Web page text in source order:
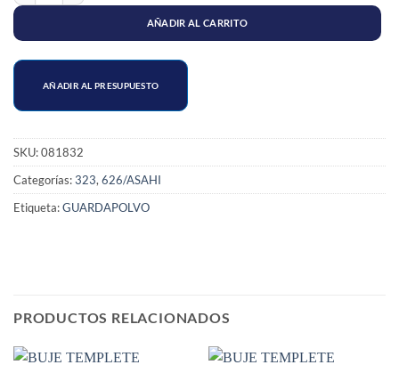
AÑADIR AL CARRITO
AÑADIR AL PRESUPUESTO
SKU:081832
Categorías:323,626/ASAHI
Etiqueta:GUARDAPOLVO
PRODUCTOS RELACIONADOS